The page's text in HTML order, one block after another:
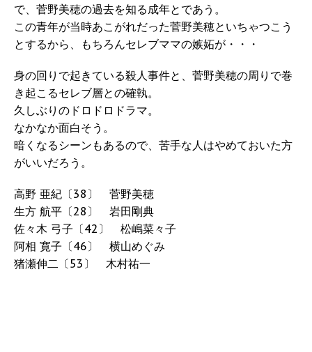
で、菅野美穂の過去を知る成年とであう。
この青年が当時あこがれだった菅野美穂といちゃつこう
とするから、もちろんセレブママの嫉妬が・・・
身の回りで起きている殺人事件と、菅野美穂の周りで巻
き起こるセレブ層との確執。
久しぶりのドロドロドラマ。
なかなか面白そう。
暗くなるシーンもあるので、苦手な人はやめておいた方
がいいだろう。
高野 亜紀〔38〕 菅野美穂
生方 航平〔28〕 岩田剛典
佐々木 弓子〔42〕 松嶋菜々子
阿相 寛子〔46〕 横山めぐみ
猪瀬伸二〔53〕 木村祐一